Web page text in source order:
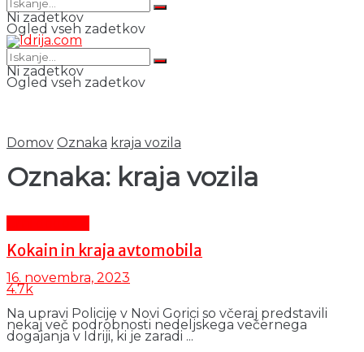
Ni zadetkov
Ogled vseh zadetkov
Ni zadetkov
Ogled vseh zadetkov
Domov Oznaka kraja vozila
Oznaka: kraja vozila
Kokain in kraja avtomobila
16. novembra, 2023
4.7k
Na upravi Policije v Novi Gorici so včeraj predstavili
nekaj več podrobnosti nedeljskega večernega
dogajanja v Idriji, ki je zaradi ...